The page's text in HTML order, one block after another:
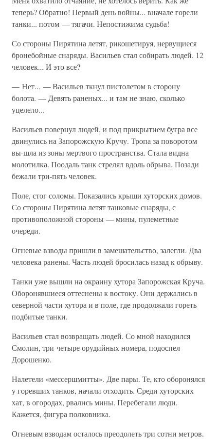
теперь? Обратно! Первый день войны... вначале горели
танки... потом — тягачи. Непостижима судьба!
Со стороны Пирятина летят, рикошетируя, нервущиеся
бронебойные снаряды. Васильев стал собирать людей. 12
человек... И это все?
— Нет... — Васильев ткнул пистолетом в сторону
болота. — Девять раненых... и там не знаю, сколько
уцелело...
Васильев повернул людей, и под прикрытием бугра все
двинулись на Запорожскую Кручу. Тропа за поворотом
вы-шла из зоны мертвого пространства. Стала видна
молотилка. Поодаль танк стрелял вдоль обрыва. Позади
бежали три-пять человек.
Поле, стог соломы. Показались крыши хуторских домов.
Со стороны Пирятина летят танковые снаряды, с
противоположной стороны — мины, пулеметные
очереди.
Огневые взводы пришли в замешательство, залегли. Два
человека ранены. Часть людей бросилась назад к обрыву.
Танки уже вышли на окраину хутора Запорожская Круча.
Оборонявшиеся оттеснены к востоку. Они держались в
северной части хутора и в поле, где продолжали гореть
подбитые танки.
Васильев стал возвращать людей. Со мной находился
Смолин, три-четыре орудийных номера, подоспел
Дорошенко.
Налетели «мессершмитты». Две пары. Те, кто оборонялся
у горевших танков, начали отходить. Среди хуторских
хат, в огородах, рвались мины. Перебегали люди.
Кажется, фигура полковника.
Огневым взводам осталось преодолеть три сотни метров.